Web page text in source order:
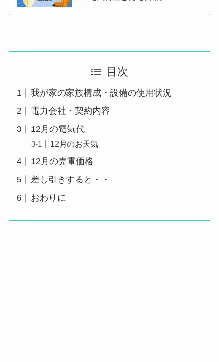
目次
我が家の家族構成・設備の使用状況
電力会社・契約内容
12月の電気代
12月のお天気
12月の売電価格
差し引きすると・・
おわりに